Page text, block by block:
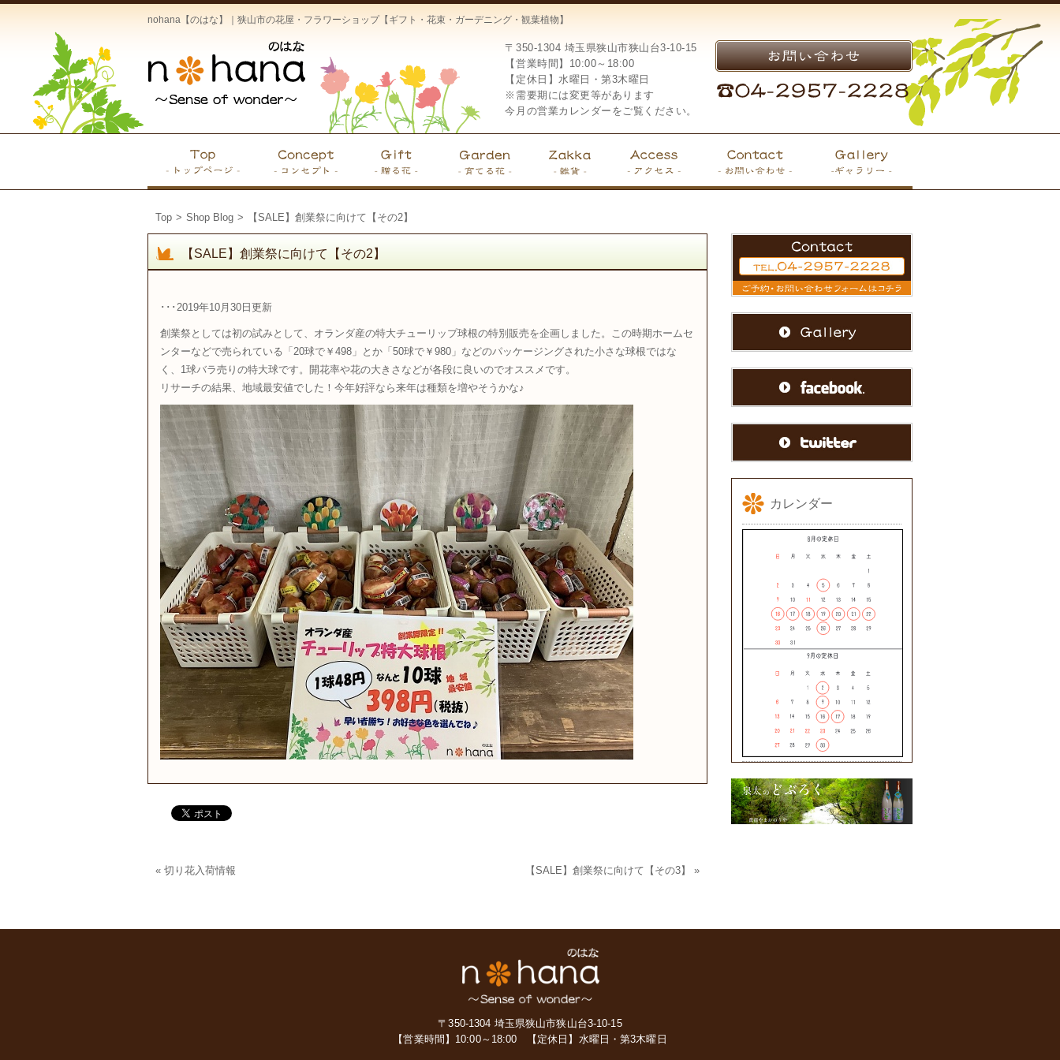
nohana【のはな】｜狭山市の花屋・フラワーショップ【ギフト・花束・ガーデニング・観葉植物】
〒350-1304 埼玉県狭山市狭山台3-10-15
【営業時間】10:00～18:00
【定休日】水曜日・第3木曜日
※需要期には変更等があります
今月の営業カレンダーをご覧ください。
Top > Shop Blog > 【SALE】創業祭に向けて【その2】
【SALE】創業祭に向けて【その2】
･･･2019年10月30日更新
創業祭としては初の試みとして、オランダ産の特大チューリップ球根の特別販売を企画しました。この時期ホームセ
ンターなどで売られている「20球で￥498」とか「50球で￥980」などのパッケージングされた小さな球根ではな
く、1球バラ売りの特大球です。開花率や花の大きさなどが各段に良いのでオススメです。
リサーチの結果、地域最安値でした！今年好評なら来年は種類を増やそうかな♪
« 切り花入荷情報 【SALE】創業祭に向けて【その3】 »
カレンダー
〒350-1304 埼玉県狭山市狭山台3-10-15
【営業時間】10:00～18:00
【定休日】水曜日・第3木曜日